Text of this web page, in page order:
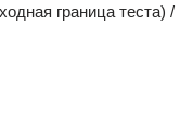
граница теста) /